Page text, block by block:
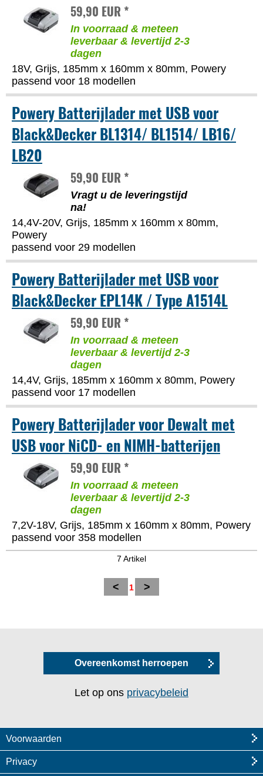
59,90 EUR *
In voorraad & meteen
leverbaar & levertijd 2-3
dagen
18V, Grijs, 185mm x 160mm x 80mm, Powery
passend voor 18 modellen
Powery Batterijlader met USB voor
Black&Decker BL1314/ BL1514/ LB16/
LB20
59,90 EUR *
Vragt u de leveringstijd
na!
14,4V-20V, Grijs, 185mm x 160mm x 80mm,
Powery
passend voor 29 modellen
Powery Batterijlader met USB voor
Black&Decker EPL14K / Type A1514L
59,90 EUR *
In voorraad & meteen
leverbaar & levertijd 2-3
dagen
14,4V, Grijs, 185mm x 160mm x 80mm, Powery
passend voor 17 modellen
Powery Batterijlader voor Dewalt met
USB voor NiCD- en NIMH-batterijen
59,90 EUR *
In voorraad & meteen
leverbaar & levertijd 2-3
dagen
7,2V-18V, Grijs, 185mm x 160mm x 80mm, Powery
passend voor 358 modellen
7 Artikel
< 1 >
Overeenkomst herroepen
Let op ons privacybeleid
Voorwaarden
Privacy